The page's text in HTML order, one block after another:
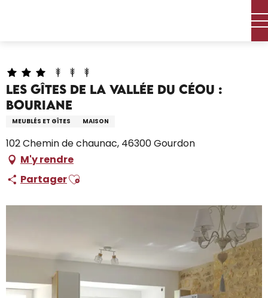
Les gîtes de la vallée du Céou :
Bouriane
MEUBLÉS ET GÎTES MAISON
102 Chemin de chaunac, 46300 Gourdon
M'y rendre
PartagerAjouter aux favoris